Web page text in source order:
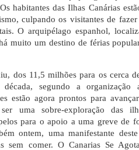
habitantes das Ilhas Canárias
culpando os visitantes de
O arquipélago espanhol,
muito um destino de férias
dos 11,5 milhões para os cerca
segundo a organização
estão agora prontos para
uma sobre-exploração das
para o apoio a uma greve de
ontem, uma manifestante
sem comer. O Canarias Se